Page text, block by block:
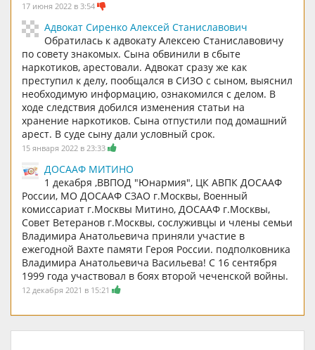
17 июня 2022 в 3:54
Адвокат Сиренко Алексей Станиславович
Обратилась к адвокату Алексею Станиславовичу
по совету знакомых. Сына обвинили в сбыте
наркотиков, арестовали. Адвокат сразу же как
преступил к делу, пообщался в СИЗО с сыном, выяснил
необходимую информацию, ознакомился с делом. В
ходе следствия добился изменения статьи на
хранение наркотиков. Сына отпустили под домашний
арест. В суде сыну дали условный срок.
15 января 2022 в 23:33
ДОСААФ МИТИНО
1 декабря ,ВВПОД "Юнармия", ЦК АВПК ДОСААФ
России, МО ДОСААФ СЗАО г.Москвы, Военный
комиссариат г.Москвы Митино, ДОСААФ г.Москвы,
Совет Ветеранов г.Москвы, сослуживцы и члены семьи
Владимира Анатольевича приняли участие в
ежегодной Вахте памяти Героя России. подполковника
Владимира Анатольевича Васильева! С 16 сентября
1999 года участвовал в боях второй чеченской войны.
12 декабря 2021 в 15:21